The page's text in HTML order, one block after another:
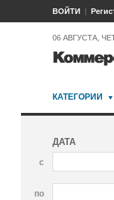
ВОЙТИ
06 АВГУСТА,
КАТЕГОРИИ
ДАТА
с
по